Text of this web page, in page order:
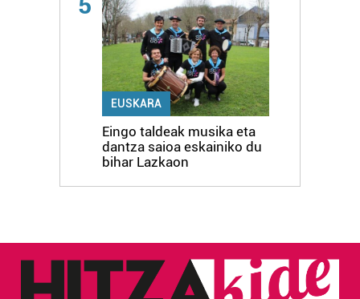
EUSKARA
Eingo taldeak musika eta
dantza saioa eskainiko du
bihar Lazkaon